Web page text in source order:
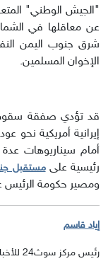
"الجيش الوطني"
عن معاقلها في
شرق جنوب اليمن
الإخوان المسلمين.
قد تؤدي صفقة سقوط
إيرانية أمريكية نحو
أمام سيناريوهات
رئيسية علىمستقبل
ومصير حكومة الرئيس
إياد قاسم
رئيس مركز سوث24 للأخبار والدراسات، باحث وصحفي.